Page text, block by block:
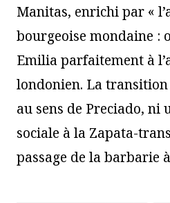
Manitas, enrichi par «
bourgeoise mondaine :
Emilia parfaitement à
londonien. La transition
au sens de Preciado,
sociale à la Zapata-
passage de la barbarie